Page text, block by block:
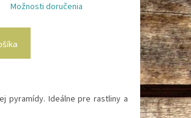
Možnosti doručenia
pyramídy. Ideálne pre rastliny a